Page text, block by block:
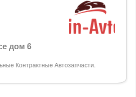
дом 6
Контрактные Автозапчасти.